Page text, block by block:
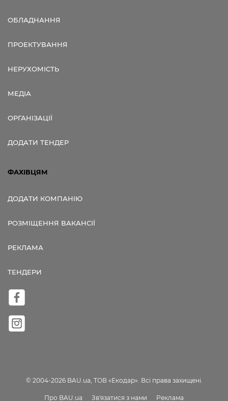
ОБЛАДНАННЯ
ПРОЕКТУВАННЯ
НЕРУХОМІСТЬ
МЕДІА
ОРГАНІЗАЦІЇ
ДОДАТИ ТЕНДЕР
ФАХІВЦЯМ
ДОДАТИ КОМПАНІЮ
РОЗМІЩЕННЯ ВАКАНСІЇ
РЕКЛАМА
ТЕНДЕРИ
© 2004-2026 BAU.ua, ТОВ «Екодар». Всі права захищені.
Про BAU.ua Зв'язатися з нами Реклама